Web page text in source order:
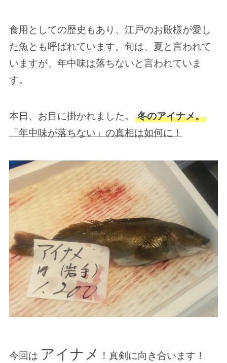
食用としての歴史もあり、江戸のお殿様が愛し
た魚とも呼ばれています。旬は、夏と言われて
いますが、年中味は落ちないと言われていま
す。
本日、お目に掛かれました。
冬のアイナメ。
「年中味が落ちない」の真相は如何に！
今回は アイナメ ！真剣に向き合います！